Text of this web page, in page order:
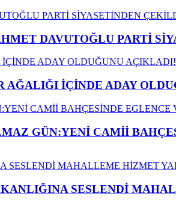
DAVUTOĞLU PARTİ
AĞALIĞI İÇİNDE ADAY
GÜN:YENİ CAMİİ
SESLENDİ